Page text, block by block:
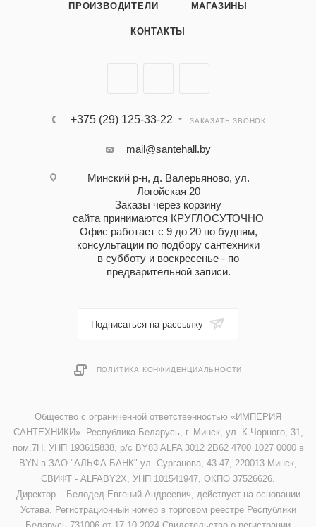
ПРОИЗВОДИТЕЛИ МАГАЗИНЫ
КОНТАКТЫ
+375 (29) 125-33-22 ЗАКАЗАТЬ ЗВОНОК
mail@santehall.by
Минский р-н, д. Валерьяново, ул.
Логойская 20
Заказы через корзину
сайта принимаются КРУГЛОСУТОЧНО
Офис работает с 9 до 20 по будням,
консультации по подбору сантехники
в субботу и воскресенье - по
предварительной записи.
Подписаться на рассылку
ПОЛИТИКА КОНФИДЕНЦИАЛЬНОСТИ
Общество с ограниченной ответственностью «ИМПЕРИЯ
САНТЕХНИКИ». Республика Беларусь, г. Минск, ул. К.Чорного, 31,
пом.7Н. УНП 193615838, р/с BY83 ALFA 3012 2B62 4700 1027 0000 в
BYN в ЗАО "АЛЬФА-БАНК" ул. Сурганова, 43-47, 220013 Минск,
СВИФТ - ALFABY2X, УНП 101541947, ОКПО 37526626.
Директор – Белодед Евгений Андреевич, действует на основании
Устава. Регистрационный номер в торговом реестре Республики